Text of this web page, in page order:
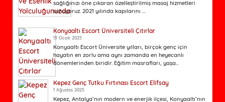
sağlığınızı öne çıkaran özelleştirilmiş masaj hizmetleri
sunuyoruz. 2021 yılında kapılarını ...
Konyaaltı Escort Üniversiteli Çıtırlar
13 Ocak 2025
Konyaaltı Escort Üniversite yılları, birçok genç için
hayatın en zorlu ama aynı zamanda en heyecanlı
dönemlerinden biridir. Eğitim masrafları, yaşa...
Kepez Genç Tutku Fırtınası Escort Elifsay
1 Ağustos 2025
Kepez, Antalya’nın modern ve enerjik ilçesi, Konyaaltı’nın